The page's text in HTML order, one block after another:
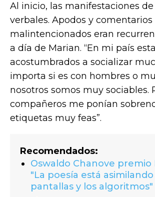
Al inicio, las manifestaciones
verbales. Apodos y comentarios
malintencionados eran
a día de Marian. “En mi país
acostumbrados a socializar
importa si es con hombres o
nosotros somos muy sociables.
compañeros me ponían
etiquetas muy feas”.
Recomendados:
Oswaldo Chanove premio
"La poesía está asimilando
pantallas y los algoritmos"